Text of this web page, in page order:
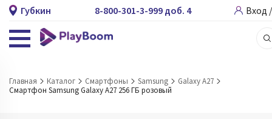
Губкин 8-800-301-3-999 доб. 4 Вход
Главная Каталог Смартфоны Samsung
Galaxy A27
Смартфон Samsung Galaxy A27 256 ГБ розовый